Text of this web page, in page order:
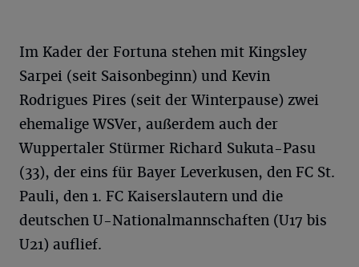
Im Kader der Fortuna stehen mit Kingsley
Sarpei (seit Saisonbeginn) und Kevin
Rodrigues Pires (seit der Winterpause) zwei
ehemalige WSVer, außerdem auch der
Wuppertaler Stürmer Richard Sukuta-Pasu
(33), der eins für Bayer Leverkusen, den FC St.
Pauli, den 1. FC Kaiserslautern und die
deutschen U-Nationalmannschaften (U17 bis
U21) auflief.